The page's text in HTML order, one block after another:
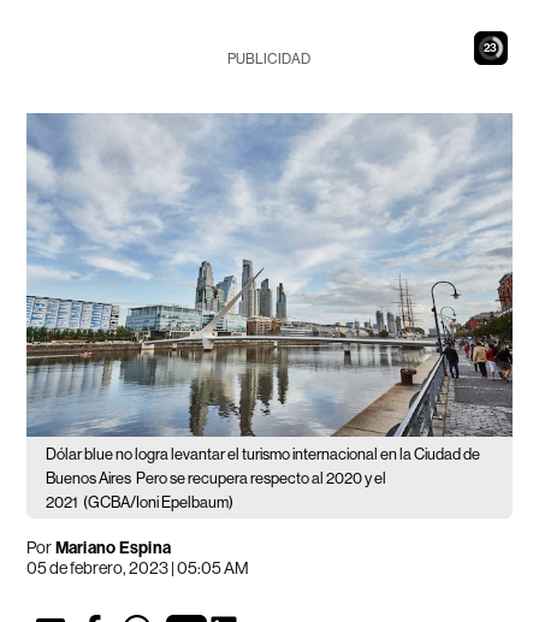
22
PUBLICIDAD
Dólar blue no logra levantar el turismo internacional en la Ciudad de
Buenos Aires Pero se recupera respecto al 2020 y el
2021 (GCBA/Ioni Epelbaum)
PorMariano Espina
05 de febrero, 2023 | 05:05 AM